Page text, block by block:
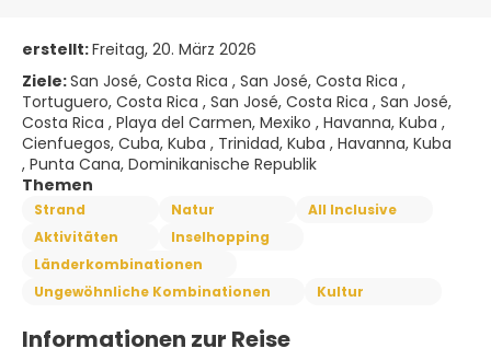
erstellt:Freitag, 20. März 2026
Ziele:San José, Costa Rica , San José, Costa Rica ,
Tortuguero, Costa Rica , San José, Costa Rica , San José,
Costa Rica , Playa del Carmen, Mexiko , Havanna, Kuba ,
Cienfuegos, Cuba, Kuba , Trinidad, Kuba , Havanna, Kuba
, Punta Cana, Dominikanische Republik
Themen
Strand Natur
All Inclusive
Aktivitäten
Inselhopping
Länderkombinationen
Ungewöhnliche Kombinationen
Kultur
Informationen zur Reise